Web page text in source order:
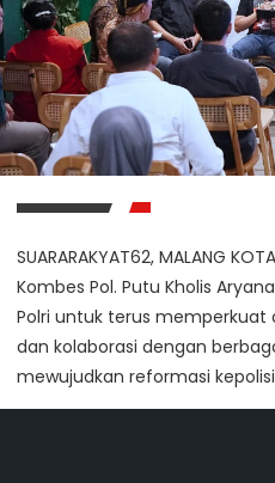
SUARARAKYAT62, MALANG
Kombes Pol. Putu Kholis
Polri untuk terus memperkuat
dan kolaborasi dengan
mewujudkan reformasi